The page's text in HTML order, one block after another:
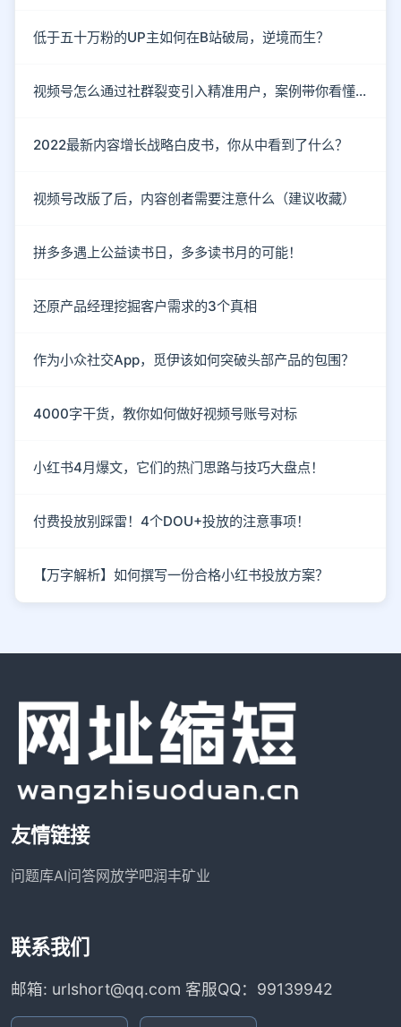
低于五十万粉的UP主如何在B站破局，逆境而生？
视频号怎么通过社群裂变引入精准用户，案例带你看懂！
2022最新内容增长战略白皮书，你从中看到了什么？
视频号改版了后，内容创者需要注意什么（建议收藏）
拼多多遇上公益读书日，多多读书月的可能！
还原产品经理挖掘客户需求的3个真相
作为小众社交App，觅伊该如何突破头部产品的包围？
4000字干货，教你如何做好视频号账号对标
小红书4月爆文，它们的热门思路与技巧大盘点！
付费投放别踩雷！4个DOU+投放的注意事项！
【万字解析】如何撰写一份合格小红书投放方案？
友情链接
问题库AI问答网放学吧润丰矿业
联系我们
邮箱: urlshort@qq.com 客服QQ：99139942